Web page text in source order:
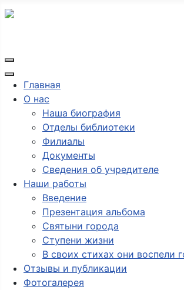
Главная
О нас
Наша биография
Отделы библиотеки
Филиалы
Документы
Сведения об учредителе
Наши работы
Введение
Презентация альбома
Святыни города
Ступени жизни
В своих стихах они воспели
Отзывы и публикации
Фотогалерея